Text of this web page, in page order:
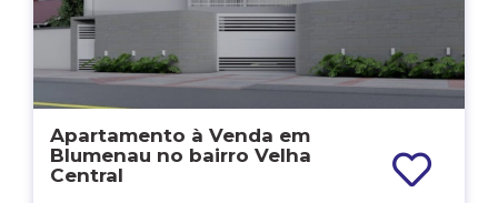
Apartamento à Venda em
Blumenau no bairro Velha
Central